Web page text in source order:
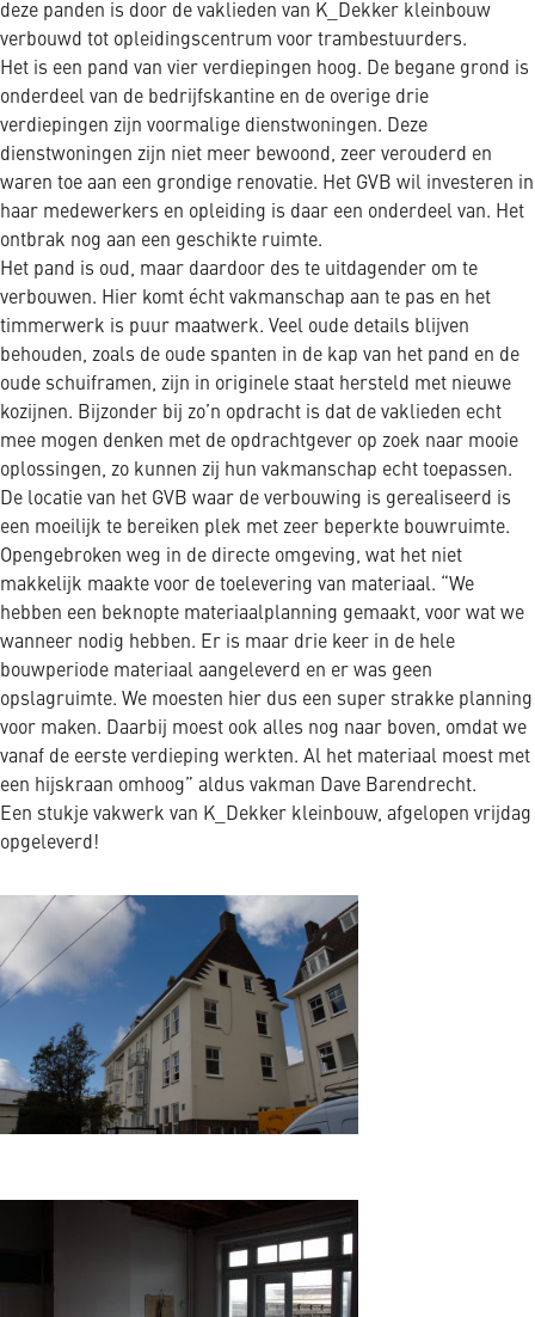
deze panden is door de vaklieden van K_Dekker kleinbouw
verbouwd tot opleidingscentrum voor trambestuurders.
Het is een pand van vier verdiepingen hoog. De begane grond is
onderdeel van de bedrijfskantine en de overige drie
verdiepingen zijn voormalige dienstwoningen. Deze
dienstwoningen zijn niet meer bewoond, zeer verouderd en
waren toe aan een grondige renovatie. Het GVB wil investeren in
haar medewerkers en opleiding is daar een onderdeel van. Het
ontbrak nog aan een geschikte ruimte.
Het pand is oud, maar daardoor des te uitdagender om te
verbouwen. Hier komt écht vakmanschap aan te pas en het
timmerwerk is puur maatwerk. Veel oude details blijven
behouden, zoals de oude spanten in de kap van het pand en de
oude schuiframen, zijn in originele staat hersteld met nieuwe
kozijnen. Bijzonder bij zo’n opdracht is dat de vaklieden echt
mee mogen denken met de opdrachtgever op zoek naar mooie
oplossingen, zo kunnen zij hun vakmanschap echt toepassen.
De locatie van het GVB waar de verbouwing is gerealiseerd is
een moeilijk te bereiken plek met zeer beperkte bouwruimte.
Opengebroken weg in de directe omgeving, wat het niet
makkelijk maakte voor de toelevering van materiaal. “We
hebben een beknopte materiaalplanning gemaakt, voor wat we
wanneer nodig hebben. Er is maar drie keer in de hele
bouwperiode materiaal aangeleverd en er was geen
opslagruimte. We moesten hier dus een super strakke planning
voor maken. Daarbij moest ook alles nog naar boven, omdat we
vanaf de eerste verdieping werkten. Al het materiaal moest met
een hijskraan omhoog” aldus vakman Dave Barendrecht.
Een stukje vakwerk van K_Dekker kleinbouw, afgelopen vrijdag
opgeleverd!